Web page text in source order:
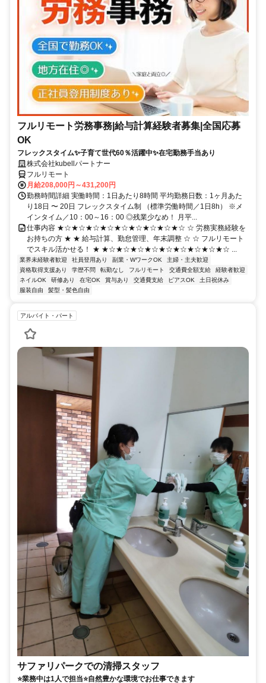
フルリモート労務事務|給与計算経験者募集|全国応募
OK
フレックスタイム✨子育て世代60％活躍中✨在宅勤務手当あり
株式会社kubellパートナー
フルリモート
月給208,000円～431,200円
勤務時間詳細 実働時間：1日あたり8時間 平均勤務日数：1ヶ月あた
り18日 〜 20日 フレックスタイム制 （標準労働時間／1日8h） ※メ
インタイム／10：00～16：00 ◎残業少なめ！ 月平...
仕事内容 ★☆★☆★☆★☆★☆★☆★☆★☆★☆ ☆ 労務実務経験を
お持ちの方 ★ ★ 給与計算、勤怠管理、年末調整 ☆ ☆ フルリモート
でスキル活かせる！ ★ ★☆★☆★☆★☆★☆★☆★☆★☆★☆ ...
業界未経験者歓迎 社員登用あり 副業・WワークOK
主婦・主夫歓迎
資格取得支援あり
学歴不問 転勤なし フルリモート 交通費全額支給
経験者歓迎
ネイルOK
研修あり 在宅OK 賞与あり 交通費支給 ピアスOK
土日祝休み
服装自由
髪型・髪色自由
アルバイト・パート
サファリパークでの清掃スタッフ
⭐業務中は1人で担当⭐自然豊かな環境でお仕事できます